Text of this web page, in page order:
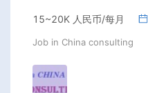
15~20K 人民币/每月
Job in China consulting